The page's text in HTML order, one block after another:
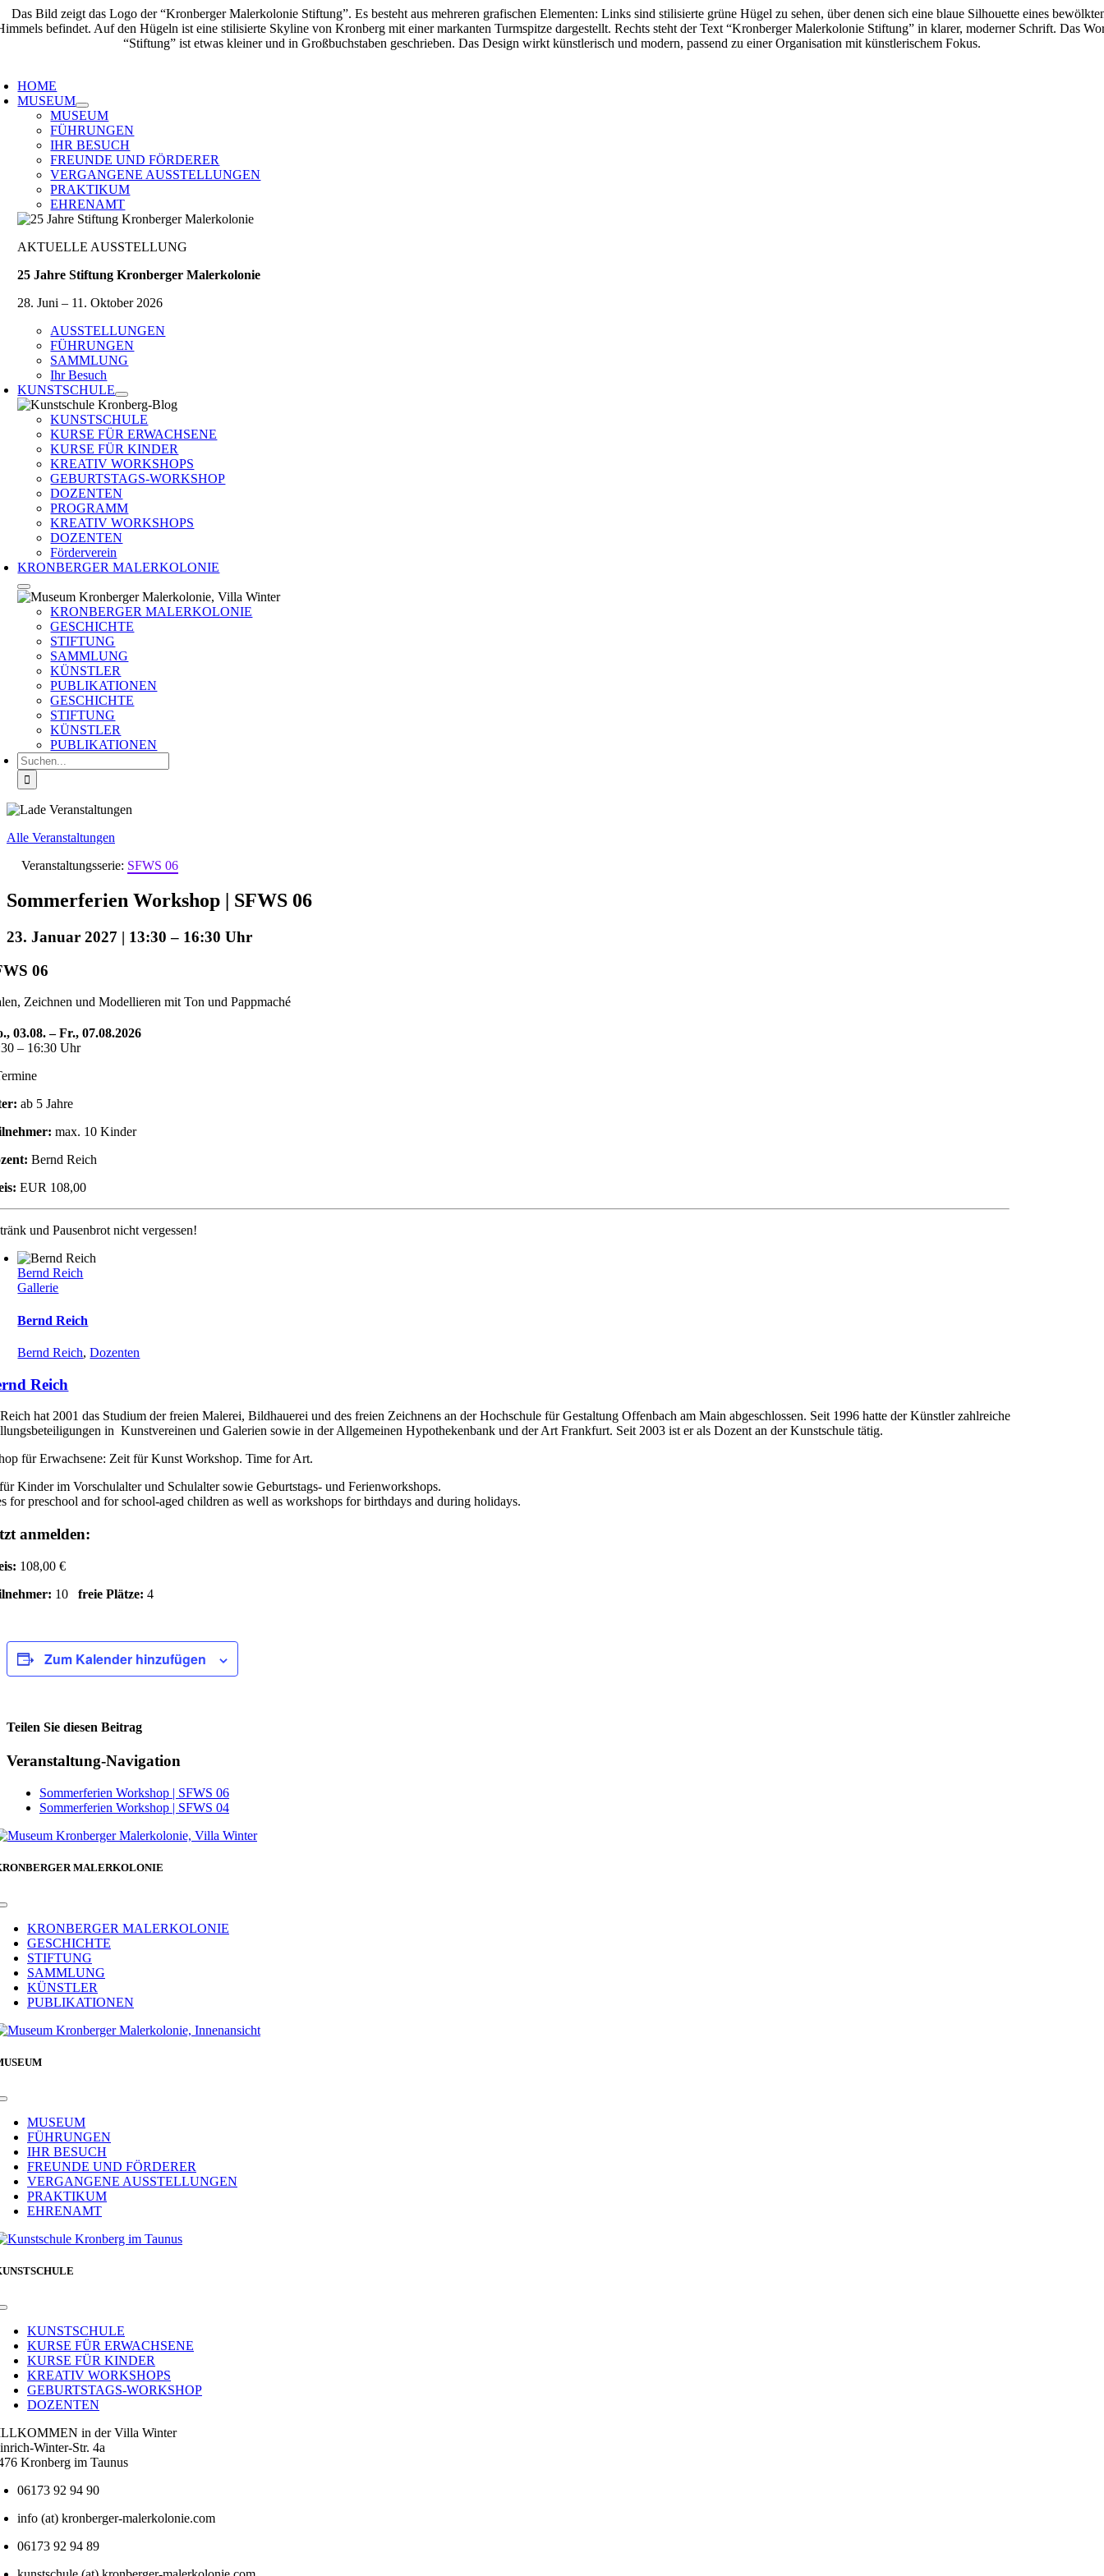
Zum
Inhalt
HOME
MUSEUM
MUSEUM
FÜHRUNGEN
IHR BESUCH
FREUNDE UND FÖRDERER
VERGANGENE AUSSTELLUNGEN
PRAKTIKUM
EHRENAMT
AKTUELLE AUSSTELLUNG
25 Jahre Stiftung Kronberger Malerkolonie
28. Juni – 11. Oktober 2026
AUSSTELLUNGEN
FÜHRUNGEN
SAMMLUNG
Ihr Besuch
KUNSTSCHULE
KUNSTSCHULE
KURSE FÜR ERWACHSENE
KURSE FÜR KINDER
KREATIV WORKSHOPS
GEBURTSTAGS-WORKSHOP
DOZENTEN
PROGRAMM
KREATIV WORKSHOPS
DOZENTEN
Förderverein
KRONBERGER MALERKOLONIE
KRONBERGER MALERKOLONIE
GESCHICHTE
STIFTUNG
SAMMLUNG
KÜNSTLER
PUBLIKATIONEN
GESCHICHTE
STIFTUNG
KÜNSTLER
PUBLIKATIONEN
Suche
nach:
Alle Veranstaltungen
Veranstaltungsserie: SFWS 06
Sommerferien Workshop | SFWS 06
23. Januar 2027 | 13:30 – 16:30
06
Zeichnen und Modellieren mit Ton und Pappmaché
03.08. – Fr., 07.08.2026
– 16:30 Uhr
ab 5 Jahre
max. 10 Kinder
Bernd Reich
EUR 108,00
und Pausenbrot nicht vergessen!
Bernd Reich
Gallerie
Bernd Reich
Bernd Reich,Dozenten
Reich
hat 2001 das Studium der freien Malerei, Bildhauerei und des freien Zeichnens an der Hochschule für Gestaltung Offenbach am Main abgeschlossen. Seit 1996 hatte der Künstler zahlreiche
in Kunstvereinen und Galerien sowie in der Allgemeinen Hypothekenbank und der Art Frankfurt. Seit 2003 ist er als Dozent an der Kunstschule tätig.
für Erwachsene: Zeit für Kunst Workshop. Time for Art.
Kinder im Vorschulalter und Schulalter sowie Geburtstags- und Ferienworkshops.
for preschool and for school-aged children as well as workshops for birthdays and during holidays.
anmelden:
108,00 €
10freie Plätze: 4
Zum Kalender hinzufügen
Teilen Sie diesen Beitrag
Facebook
Veranstaltung-Navigation
Sommerferien Workshop | SFWS 06
Sommerferien Workshop | SFWS 04
MALERKOLONIE
Toggle
NavigationKRONBERGER MALERKOLONIE
GESCHICHTE
STIFTUNG
SAMMLUNG
KÜNSTLER
PUBLIKATIONEN
Toggle
NavigationMUSEUM
FÜHRUNGEN
IHR BESUCH
FREUNDE UND FÖRDERER
VERGANGENE AUSSTELLUNGEN
PRAKTIKUM
EHRENAMT
Toggle
NavigationKUNSTSCHULE
KURSE FÜR ERWACHSENE
KURSE FÜR KINDER
KREATIV WORKSHOPS
GEBURTSTAGS-WORKSHOP
DOZENTEN
in der Villa Winter
Winter-Str. 4a
Kronberg im Taunus
06173 92 94 90
info (at) kronberger-malerkolonie.com
06173 92 94 89